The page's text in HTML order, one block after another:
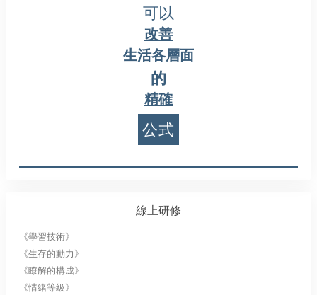
可以
改善
生活各層面
的
精確
公式
線上研修
《學習技術》
《生存的動力》
《瞭解的構成》
《情緒等級》